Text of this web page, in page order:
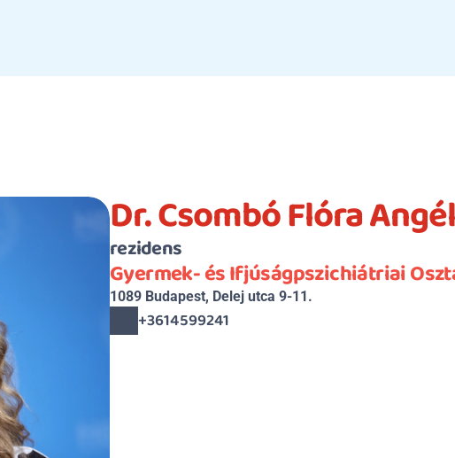
Dr. Csombó Flóra
rezidens
Gyermek- és Ifjúságpszichiátriai
1089 Budapest, Delej utca 9-11.
+3614599241